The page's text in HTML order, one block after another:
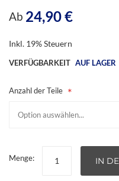
Ab 24,90 €
Inkl. 19% Steuern
VERFÜGBARKEIT AUF LAGER
Anzahl der Teile
Menge: IN